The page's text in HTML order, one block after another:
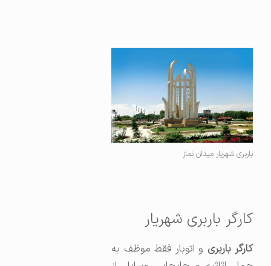
باربری شهریار میدان نماز
کارگر باربری شهریار
کارگر باربریو اتوبار فقط موظف به